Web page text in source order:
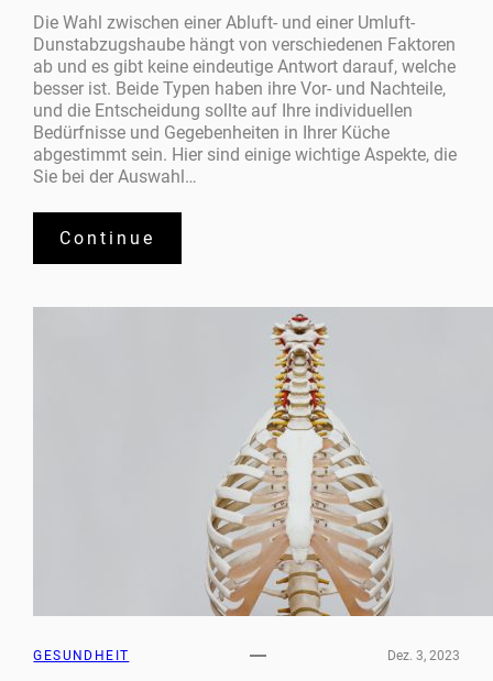
Die Wahl zwischen einer Abluft- und einer Umluft-
Dunstabzugshaube hängt von verschiedenen Faktoren
ab und es gibt keine eindeutige Antwort darauf, welche
besser ist. Beide Typen haben ihre Vor- und Nachteile,
und die Entscheidung sollte auf Ihre individuellen
Bedürfnisse und Gegebenheiten in Ihrer Küche
abgestimmt sein. Hier sind einige wichtige Aspekte, die
Sie bei der Auswahl…
Continue
GESUNDHEIT Dez. 3, 2023